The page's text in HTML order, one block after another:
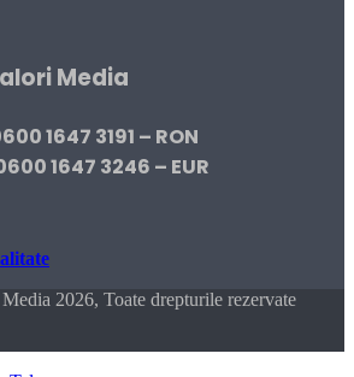
Media
1647 3191 – RON
1647 3246 – EUR
2026, Toate drepturile rezervate